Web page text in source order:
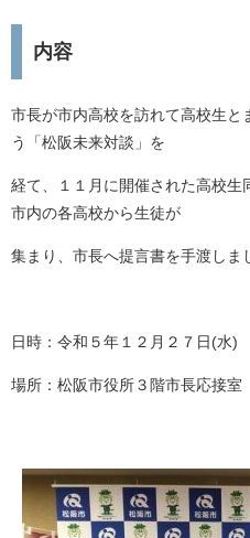
内容
市長が市内高校を訪れて高校生
う「松阪未来対談」を
経て、１１月に開催された高校生
市内の各高校から生徒が
集まり、市長へ提言書を手渡しま
日時：令和５年１２月２７日(水
場所：松阪市役所３階市長応接室